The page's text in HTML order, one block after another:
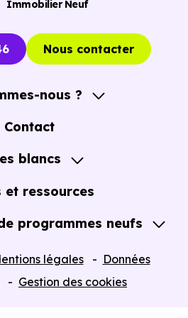
Immobilier Neuf
Nous contacter
nous ?
A propos
Contact
blancs
immobilier neuf en VEFA
et ressources
programmes neufs
légales
Données
Gestion des cookies